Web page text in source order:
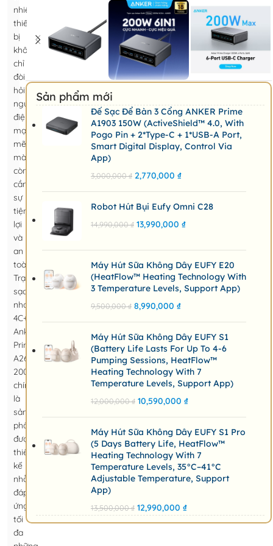
nhiều
thiết
bị
không
chỉ
đòi
hỏi
nguồn
điện
mạnh
mẽ
mà
còn
cần
sự
tiện
lợi
và
an
toàn.
Trạm
sạc
nhanh
4C+2A
Anker
Prime
A2683
200W
chính
là
sản
phẩm
được
thiết
kế
nhằm
đáp
ứng
tối
đa
Sản phẩm mới
Đế Sạc Để Bàn 3 Cổng ANKER Prime
A1903 150W (ActiveShield™ 4.0, With
Pogo Pin + 2*Type-C + 1*USB-A Port,
Smart Digital Display, Control Via
App)
3,000,000₫ 2,770,000 ₫
Robot Hút Bụi Eufy Omni C28
14,990,000₫ 13,990,000 ₫
Máy Hút Sữa Không Dây EUFY E20
(HeatFlow™ Heating Technology With
3 Temperature Levels, Support App)
9,500,000₫ 8,990,000 ₫
Máy Hút Sữa Không Dây EUFY S1
(Battery Life Lasts For Up To 4-6
Pumping Sessions, HeatFlow™
Heating Technology With 7
Temperature Levels, Support App)
12,000,000₫ 10,590,000 ₫
Máy Hút Sữa Không Dây EUFY S1 Pro
(5 Days Battery Life, HeatFlow™
Heating Technology With 7
Temperature Levels, 35°C–41°C
Adjustable Temperature, Support
App)
13,500,000₫ 12,990,000 ₫